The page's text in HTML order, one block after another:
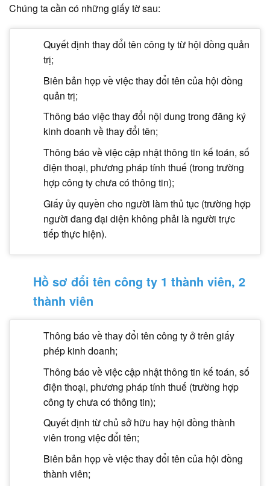
Chúng ta cần có những giấy tờ sau:
Quyết định thay đổi tên công tytừ hội đồng quản
trị;
Biên bản họp về việc thay đổi tên của hội đồng
quản trị;
Thông báo việc thay đổi nội dung trong đăng ký
kinh doanh về thay đổi tên;
Thông báo về việc cập nhật thông tin kế toán, số
điện thoại, phương pháp tính thuế (trong trường
hợp công ty chưa có thông tin);
Giấy ủy quyền cho người làm thủ tục (trường hợp
người đang đại diện không phải là người trực
tiếp thực hiện).
Hồ sơ đổi tên công ty 1 thành viên, 2
thành viên
Thông báo vềthay đổi tên công tyở trên giấy
phép kinh doanh;
Thông báo về việc cập nhật thông tin kế toán, số
điện thoại, phương pháp tính thuế (trường hợp
công ty chưa có thông tin);
Quyết định từ chủ sở hữu hay hội đồng thành
viên trong việc đổi tên;
Biên bản họp về việc thay đổi tên của hội đồng
thành viên;